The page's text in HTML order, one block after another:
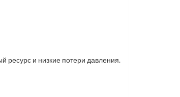
ресурс и низкие потери давления.